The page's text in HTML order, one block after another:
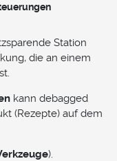
Station
die an einem
kann debagged
(Rezepte) auf dem
).